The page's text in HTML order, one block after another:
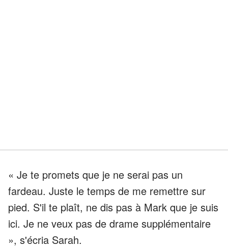
« Je te promets que je ne serai pas un
fardeau. Juste le temps de me remettre sur
pied. S'il te plaît, ne dis pas à Mark que je suis
ici. Je ne veux pas de drame supplémentaire
», s'écria Sarah.